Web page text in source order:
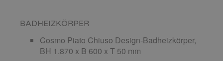
BADHEIZKÖRPER
Cosmo Piato Chiuso Design-Badheizkörper,
BH 1.870 x B 600 x T 50 mm